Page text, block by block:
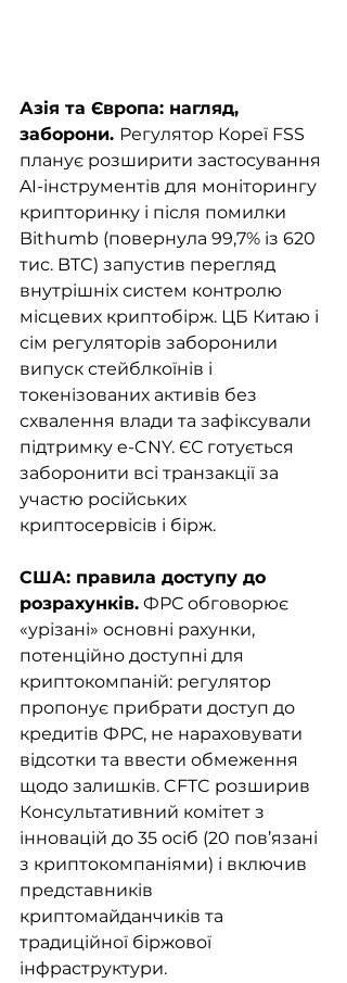
Азія та Європа: нагляд,
заборони. Регулятор Кореї FSS
планує розширити застосування
AI-інструментів для моніторингу
крипторинку і після помилки
Bithumb (повернула 99,7% із 620
тис. BTC) запустив перегляд
внутрішніх систем контролю
місцевих криптобірж. ЦБ Китаю і
сім регуляторів заборонили
випуск стейблкоїнів і
токенізованих активів без
схвалення влади та зафіксували
підтримку e-CNY. ЄС готується
заборонити всі транзакції за
участю російських
криптосервісів і бірж.
США: правила доступу до
розрахунків. ФРС обговорює
«урізані» основні рахунки,
потенційно доступні для
криптокомпаній: регулятор
пропонує прибрати доступ до
кредитів ФРС, не нараховувати
відсотки та ввести обмеження
щодо залишків. CFTC розширив
Консультативний комітет з
інновацій до 35 осіб (20 пов’язані
з криптокомпаніями) і включив
представників
криптомайданчиків та
традиційної біржової
інфраструктури.